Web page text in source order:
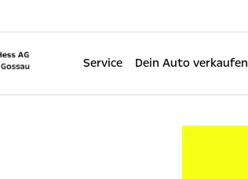
Service Dein Auto verkaufen